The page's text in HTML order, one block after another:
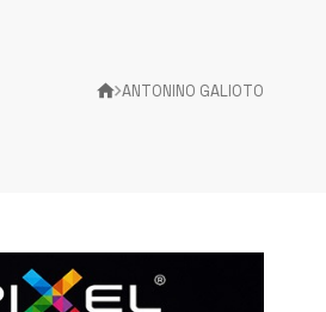
ANTONINO GALIOTO